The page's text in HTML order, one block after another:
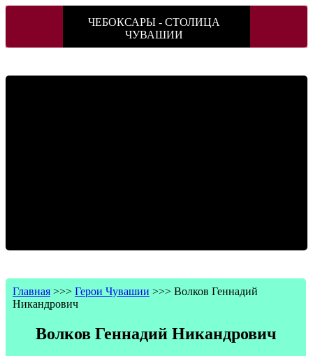
ЧЕБОКСАРЫ - СТОЛИЦА
ЧУВАШИИ
Главная >>> Герои Чувашии >>> Волков Геннадий
Никандрович
Волков Геннадий Никандрович